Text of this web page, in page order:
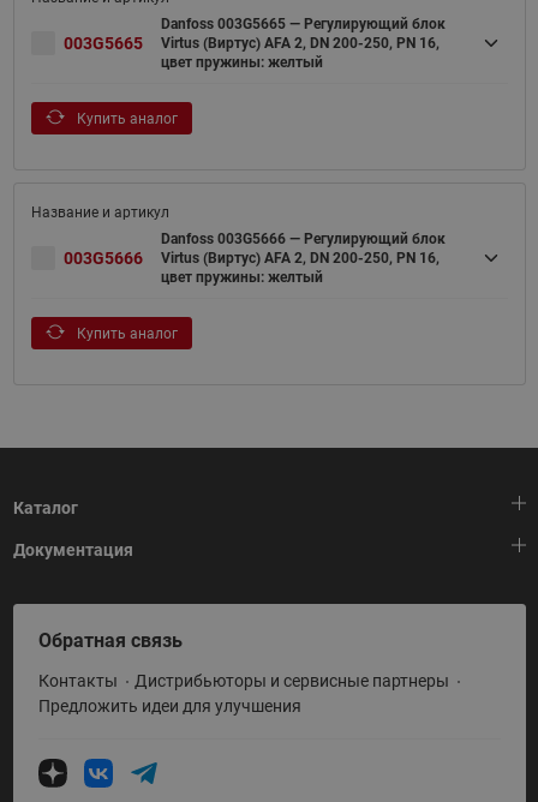
003G5665
Danfoss 003G5665 — Регулирующий блок
Virtus (Виртус) AFA 2, DN 200-250, PN 16,
цвет пружины: желтый
Купить аналог
003G5666
Danfoss 003G5666 — Регулирующий блок
Virtus (Виртус) AFA 2, DN 200-250, PN 16,
цвет пружины: желтый
Купить аналог
Каталог
Тепловая автоматика
Холодильная техника
Приводная техника
Промышленная автоматика
Теплообменное оборудование
Документация
HeatPlatform (Тепловая платформа)
Полезные программы и инструменты
Условия поставки
Обратная связь
Контакты
Дистрибьюторы и сервисные партнеры
Предложить идеи для улучшения